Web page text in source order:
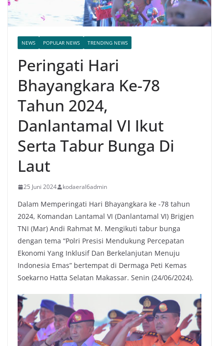
NEWS POPULAR NEWS TRENDING NEWS
Peringati Hari
Bhayangkara Ke-78
Tahun 2024,
Danlantamal VI Ikut
Serta Tabur Bunga Di
Laut
25 Juni 2024 kodaeral6admin
Dalam Memperingati Hari Bhayangkara ke -78 tahun
2024, Komandan Lantamal VI (Danlantamal VI) Brigjen
TNI (Mar) Andi Rahmat M. Mengikuti tabur bunga
dengan tema “Polri Presisi Mendukung Percepatan
Ekonomi Yang Inklusif Dan Berkelanjutan Menuju
Indonesia Emas” bertempat di Dermaga Peti Kemas
Soekarno Hatta Selatan Makassar. Senin (24/06/2024).